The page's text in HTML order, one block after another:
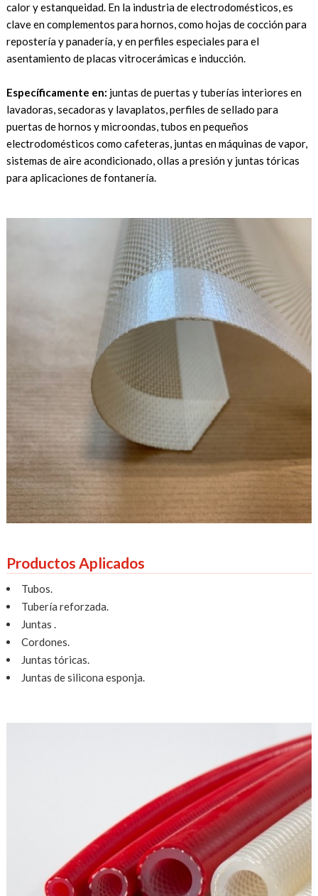
calor y estanqueidad. En la industria de electrodomésticos, es
clave en complementos para hornos, como hojas de cocción para
repostería y panadería, y en perfiles especiales para el
asentamiento de placas vitrocerámicas e inducción.
Específicamente en: juntas de puertas y tuberías interiores en
lavadoras, secadoras y lavaplatos, perfiles de sellado para
puertas de hornos y microondas, tubos en pequeños
electrodomésticos como cafeteras, juntas en máquinas de vapor,
sistemas de aire acondicionado, ollas a presión y juntas tóricas
para aplicaciones de fontanería.
Productos Aplicados
Tubos.
Tubería reforzada.
Juntas .
Cordones.
Juntas tóricas.
Juntas de silicona esponja.